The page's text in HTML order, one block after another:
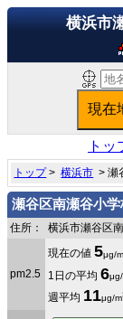
横浜市
トッ
トップ>横浜市 > 瀬
瀬谷区南瀬谷小学
住所： 横浜市瀬谷区
pm2.5
現在の値 5μg/m
1日の平均 6
週平均 11μg/m